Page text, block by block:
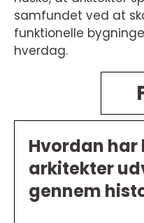
samfundet ved at
funktionelle
hverdag.
Hvordan har
arkitekter
gennem